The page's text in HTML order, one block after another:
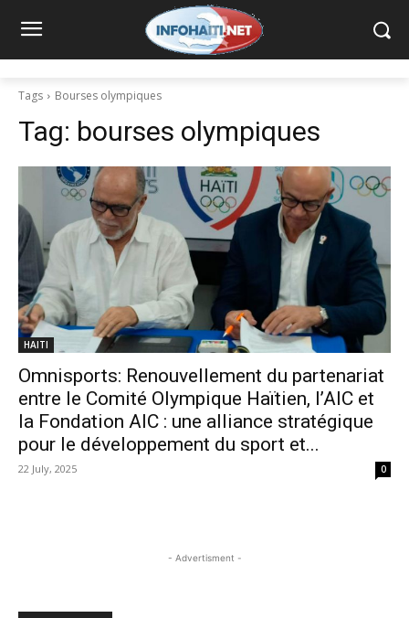
Tags Bourses olympiques
Tag: bourses olympiques
HAITI
Omnisports: Renouvellement du partenariat
entre le Comité Olympique Haïtien, l’AIC et
la Fondation AIC : une alliance stratégique
pour le développement du sport et...
22 July, 2025 0
- Advertisment -